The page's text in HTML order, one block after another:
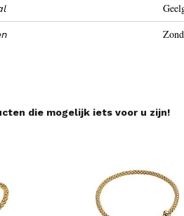
die mogelijk iets voor u zijn!